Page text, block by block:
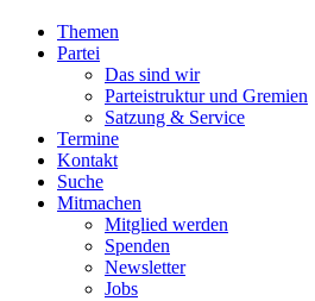
Themen
Partei
Das sind wir
Parteistruktur und Gremien
Satzung & Service
Termine
Kontakt
Suche
Mitmachen
Mitglied werden
Spenden
Newsletter
Jobs